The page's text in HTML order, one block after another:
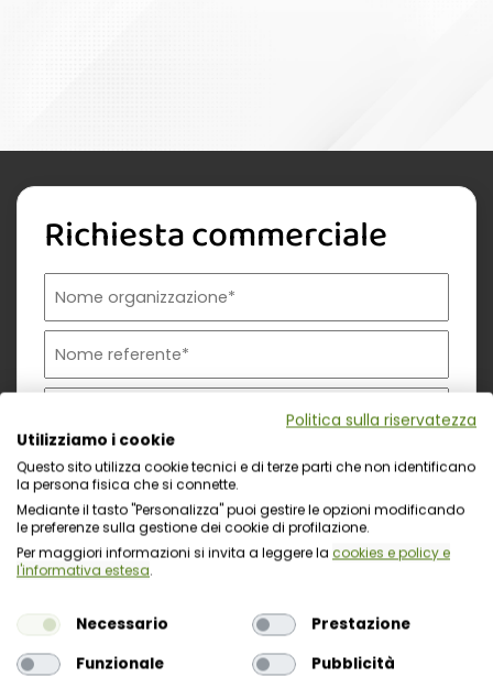
Richiesta commerciale
Nome organizzazione
Nome referente
Cognome referente
Tipologia di organizzazione
Prodotto di interesse
Indirizzo email istituzionale*
Telefono istituzionale
Messaggio
Politica sulla riservatezza
Utilizziamo i cookie
Questo sito utilizza cookie tecnici e di terze parti che non identificano
la persona fisica che si connette.
Mediante il tasto "Personalizza" puoi gestire le opzioni modificando
le preferenze sulla gestione dei cookie di profilazione.
Per maggiori informazioni si invita a leggere la cookies e policy e
l'informativa estesa.
Necessario
Prestazione
Funzionale
Pubblicità